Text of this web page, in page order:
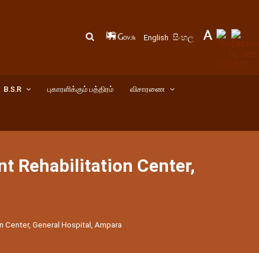
English සිංහල
B.S.R புகாரளிக்கும் பத்திரம் விசாரணை
Rehabilitation Center,
General Hospital, Ampara